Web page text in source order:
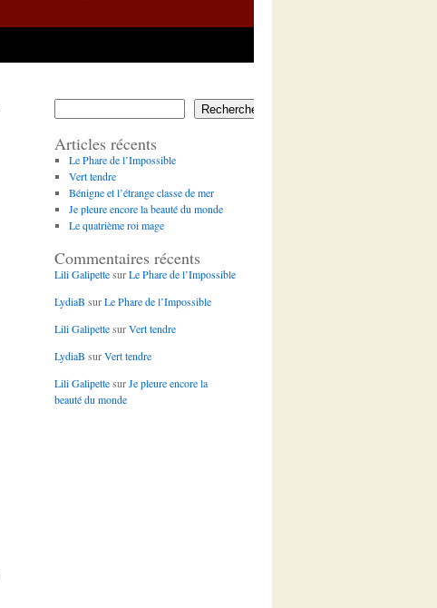
Rechercher
Articles récents
Le Phare de l’Impossible
Vert tendre
Bénigne et l’étrange classe de mer
Je pleure encore la beauté du monde
Le quatrième roi mage
Commentaires récents
Lili GalipettesurLe Phare de l’Impossible
LydiaB surLe Phare de l’Impossible
Lili GalipettesurVert tendre
LydiaB surVert tendre
Lili GalipettesurJe pleure encore la
beauté du monde